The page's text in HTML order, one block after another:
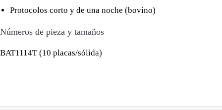
Protocolos corto y de una noche (bovino)
Números de pieza y tamaños
BAT1114T (10 placas/sólida)